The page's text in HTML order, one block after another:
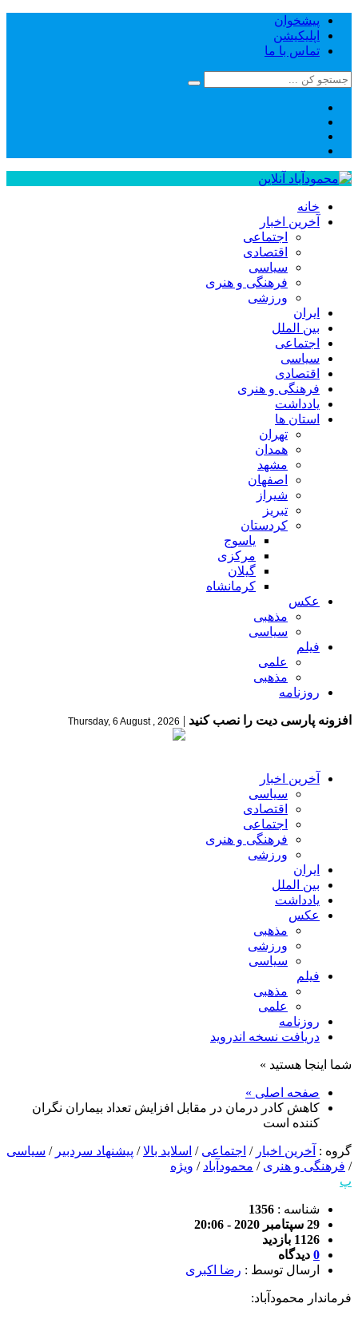
پیشخوان
اپلیکیشن
تماس با ما
خانه
آخرین اخبار
اجتماعی
اقتصادی
سیاسی
فرهنگی و هنری
ورزشی
ایران
بین الملل
اجتماعی
سیاسی
اقتصادی
فرهنگی و هنری
یادداشت
استان ها
تهران
همدان
مشهد
اصفهان
شیراز
تبریز
کردستان
یاسوج
مرکزی
گیلان
کرمانشاه
عکس
مذهبی
سیاسی
فیلم
علمی
مذهبی
روزنامه
افزونه پارسی دیت را نصب کنید |
Thursday, 6 August , 2026
آخرین اخبار
سیاسی
اقتصادی
اجتماعی
فرهنگی و هنری
ورزشی
ایران
بین الملل
یادداشت
عکس
مذهبی
ورزشی
سیاسی
فیلم
مذهبی
علمی
روزنامه
دریافت نسخه اندروید
شما اینجا هستید »
صفحه اصلی »
کاهش کادر درمان در مقابل افزایش تعداد بیماران نگران
کننده است
گروه : آخرین اخبار / اجتماعی / اسلاید بالا/ پیشنهاد سردبیر / سیاسی
/ فرهنگی و هنری / محمودآباد / ویژه
پ
شناسه : 1356
29 سپتامبر 2020 - 20:06
1126 بازدید
0 دیدگاه
ارسال توسط : رضا اکبری
فرماندار محمودآباد: